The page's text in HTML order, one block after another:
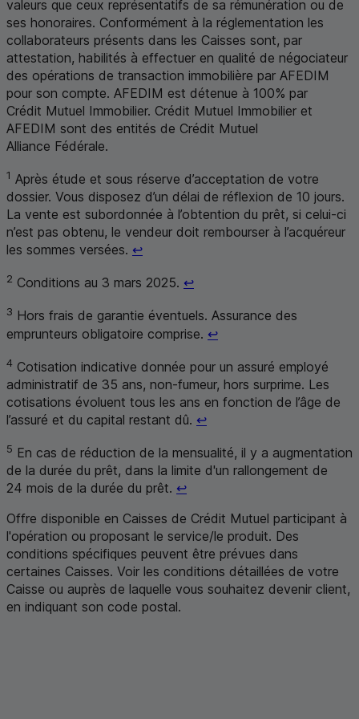
valeurs que ceux représentatifs de sa rémunération ou de
ses honoraires. Conformément à la réglementation les
collaborateurs présents dans les Caisses sont, par
attestation, habilités à effectuer en qualité de négociateur
des opérations de transaction immobilière par AFEDIM
pour son compte. AFEDIM est détenue à 100% par
Crédit Mutuel Immobilier. Crédit Mutuel Immobilier et
AFEDIM sont des entités de Crédit Mutuel
Alliance Fédérale.
1 Après étude et sous réserve d’acceptation de votre
dossier. Vous disposez d’un délai de réflexion de 10 jours.
La vente est subordonnée à l’obtention du prêt, si celui-ci
n’est pas obtenu, le vendeur doit rembourser à l’acquéreur
les sommes versées. ↩Retour au renvoi 1
2 Conditions au 3 mars 2025. ↩Retour au renvoi 2
3 Hors frais de garantie éventuels. Assurance des
emprunteurs obligatoire comprise. ↩Retour au renvoi 3
4 Cotisation indicative donnée pour un assuré employé
administratif de 35 ans, non-fumeur, hors surprime. Les
cotisations évoluent tous les ans en fonction de l’âge de
l’assuré et du capital restant dû. ↩Retour au renvoi 4
5 En cas de réduction de la mensualité, il y a augmentation
de la durée du prêt, dans la limite d'un rallongement de
24 mois de la durée du prêt. ↩Retour au renvoi 5
Offre disponible en Caisses de Crédit Mutuel participant à
l'opération ou proposant le service/le produit. Des
conditions spécifiques peuvent être prévues dans
certaines Caisses. Voir les conditions détaillées de votre
Caisse ou auprès de laquelle vous souhaitez devenir client,
en indiquant son code postal.